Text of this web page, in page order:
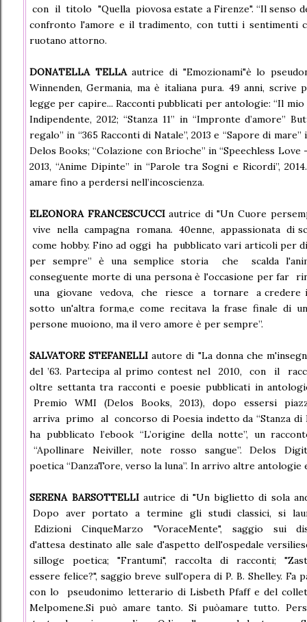
con il titolo "Quella piovosa estate a Firenze". “Il senso
confronto l'amore e il tradimento, con tutti i sentimenti
ruotano attorno.
DONATELLA TELLA autrice di "Emozionami"è lo
Winnenden, Germania, ma è italiana pura. 49 anni,
legge per capire... Racconti pubblicati per antologie: “Il mio
Indipendente, 2012; “Stanza 11” in “Impronte d’amore”
regalo” in “365 Racconti di Natale”, 2013 e “Sapore di mare”
Delos Books; “Colazione con Brioche” in “Speechless
2013, “Anime Dipinte” in “Parole tra Sogni e Ricordi”,
amare fino a perdersi nell’incoscienza.
ELEONORA FRANCESCUCCI autrice di "Un Cuore
vive nella campagna romana. 40enne, appassionata di
come hobby. Fino ad oggi ha pubblicato vari articoli per
per sempre” è una semplice storia che scalda
conseguente morte di una persona è l'occasione per far
una giovane vedova, che riesce a tornare a credere
sotto un'altra forma,e come recitava la frase finale di
persone muoiono, ma il vero amore è per sempre”.
SALVATORE STEFANELLI autore di "La donna che
del ’63. Partecipa al primo contest nel 2010, con il
oltre settanta tra racconti e poesie pubblicati in
Premio WMI (Delos Books, 2013), dopo essersi
arriva primo al concorso di Poesia indetto da “Stanza di
ha pubblicato l’ebook “L’origine della notte”, un
“Apollinare Neiviller, note rosso sangue”. Delos
poetica “DanzaTore, verso la luna”. In arrivo altre antologie
SERENA BARSOTTELLI autrice di "Un biglietto di sola
Dopo aver portato a termine gli studi classici, si
Edizioni CinqueMarzo "VoraceMente", saggio sui
d'attesa destinato alle sale d'aspetto dell'ospedale
silloge poetica; "Frantumi", raccolta di racconti;
essere felice?", saggio breve sull'opera di P. B. Shelley.
con lo pseudonimo letterario di Lisbeth Pfaff e del
Melpomene.Si può amare tanto. Si puòamare tutto.